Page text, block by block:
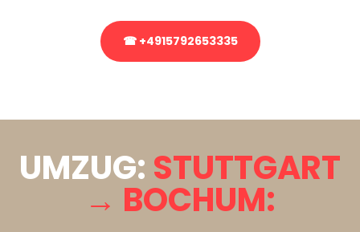
☎ +4915792653335
UMZUG: STUTTGART
→ BOCHUM: